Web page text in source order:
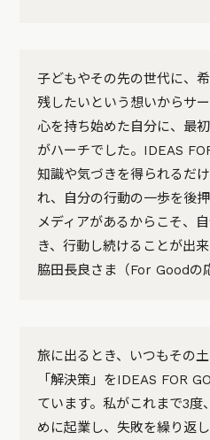
子どもやその先の世代に、
残したいという想いからサ
心を持ち始めた自分に、最
がハーチでした。IDEAS
知識や気づきを得られるだ
れ、自分の行動の一歩を後
メディアがあるからこそ、
き、行動し続けることが出来
脇田長良さま（For Goodの
旅に出るとき、いつもその
「解決策」をIDEAS FOR
ています。私がこれまで3度
めに起業し、失敗を繰り返